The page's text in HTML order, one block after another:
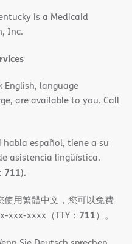
is a Medicaid
Inc.
English, language
are available to you. Call
habla español, tiene a su
asistencia lingüística.
711).
使用繁體中文，您可以免費
xxx-xxxx（TTY： 711）。